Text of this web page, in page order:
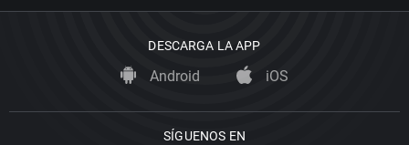
DESCARGA LA APP
Android iOS
SÍGUENOS EN